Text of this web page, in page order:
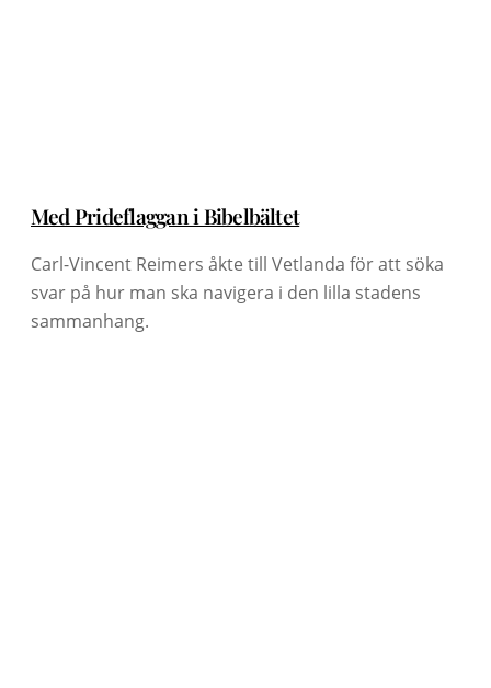
Med Prideflaggan i Bibelbältet
Carl-Vincent Reimers åkte till Vetlanda för att söka
svar på hur man ska navigera i den lilla stadens
sammanhang.